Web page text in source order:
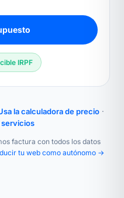
IRPF
la calculadora de precio ·
factura con todos los datos
tu web como autónomo →